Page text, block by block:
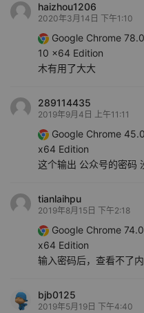
haizhou1206
2020年3月14日 下午1:10
Google Chrome
10 x64 Edition
木有用了大大
289114435
2019年9月4日 上午11:11
Google Chrome
x64 Edition
这个输出 公众号的密码
tianlaihpu
2019年8月15日 下午2:18
Google Chrome
x64 Edition
输入密码后，查看不了
bjb0125
2019年5月19日 下午4:40